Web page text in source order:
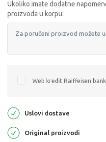
Ukoliko imate dodatne
proizvoda u korpu:
Web kredit Raiffeisen
Uslovi dostave
Original proizvodi